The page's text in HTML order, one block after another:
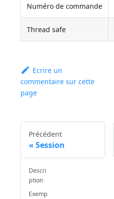
Numéro de commande
Thread safe
Ecrire un
commentaire sur cette
page
Précédent
Session
Descri
ption
Exemp